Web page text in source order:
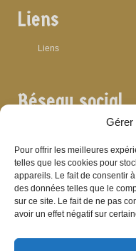
Gérer
Pour offrir les meilleures
telles que les cookies pour
appareils. Le fait de consentir
des données telles que le
sur ce site. Le fait de ne pas
avoir un effet négatif sur
Liens
Liens
Réseau social
Archives
Archives